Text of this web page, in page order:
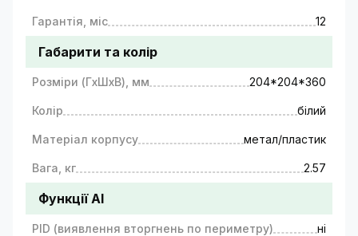
Гарантія, міс 12
Габарити та колір
Розміри (ГxШxВ), мм 204*204*360
Колір білий
Матеріал корпусу метал/пластик
Вага, кг 2.57
Функції AI
PID (виявлення вторгнень по периметру) ні